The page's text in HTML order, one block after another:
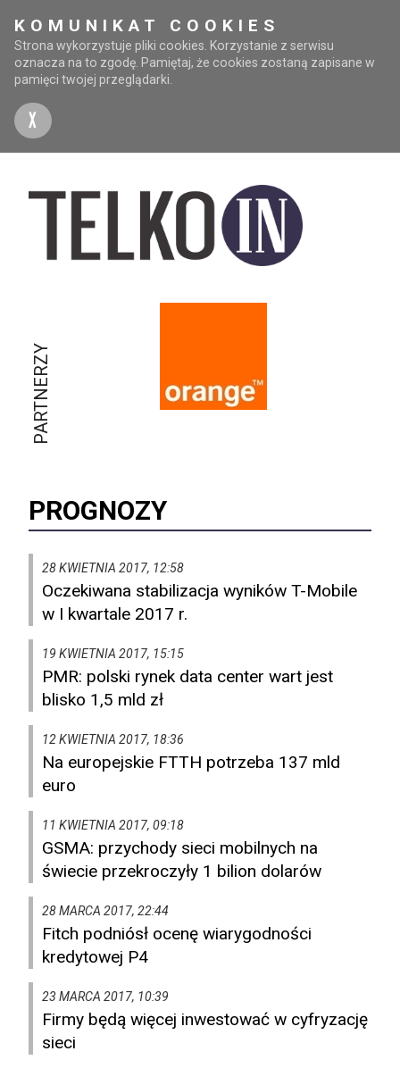
KOMUNIKAT COOKIES
Strona wykorzystuje pliki cookies. Korzystanie z serwisu
oznacza na to zgodę. Pamiętaj, że cookies zostaną zapisane w
pamięci twojej przeglądarki.
X
PARTNERZY
PROGNOZY
28 KWIETNIA 2017, 12:58
Oczekiwana stabilizacja wyników T-Mobile
w I kwartale 2017 r.
19 KWIETNIA 2017, 15:15
PMR: polski rynek data center wart jest
blisko 1,5 mld zł
12 KWIETNIA 2017, 18:36
Na europejskie FTTH potrzeba 137 mld
euro
11 KWIETNIA 2017, 09:18
GSMA: przychody sieci mobilnych na
świecie przekroczyły 1 bilion dolarów
28 MARCA 2017, 22:44
Fitch podniósł ocenę wiarygodności
kredytowej P4
23 MARCA 2017, 10:39
Firmy będą więcej inwestować w cyfryzację
sieci